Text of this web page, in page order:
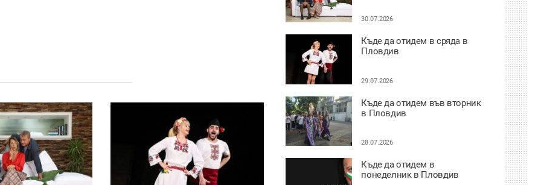
30.07.2026
Къде да отидем в сряда в
Пловдив
29.07.2026
Къде да отидем във вторник
в Пловдив
28.07.2026
Къде да отидем в
понеделник в Пловдив